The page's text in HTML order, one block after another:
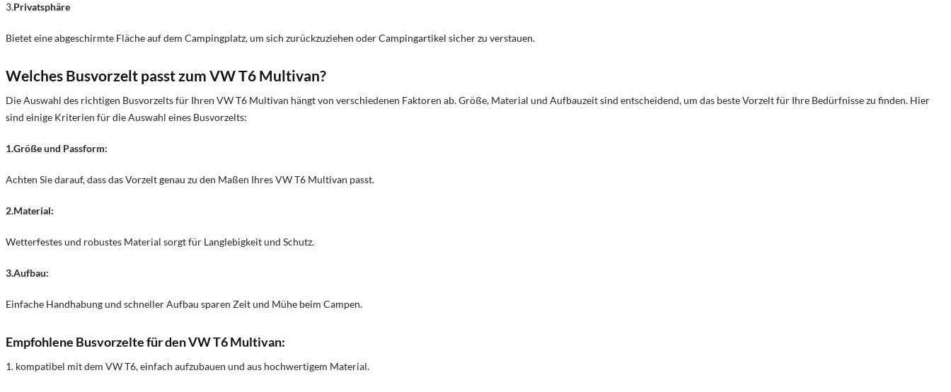
3.Privatsphäre
Bietet eine abgeschirmte Fläche auf dem Campingplatz, um sich zurückzuziehen oder Campingartikel sicher zu verstauen.
Welches Busvorzelt passt zum VW T6 Multivan?
Die Auswahl des richtigen Busvorzelts für Ihren VW T6 Multivan hängt von verschiedenen Faktoren ab. Größe, Material und Aufbauzeit sind entscheidend, um das beste Vorzelt für Ihre Bedürfnisse zu finden. Hier
sind einige Kriterien für die Auswahl eines Busvorzelts:
1.Größe und Passform:
Achten Sie darauf, dass das Vorzelt genau zu den Maßen Ihres VW T6 Multivan passt.
2.Material:
Wetterfestes und robustes Material sorgt für Langlebigkeit und Schutz.
3.Aufbau:
Einfache Handhabung und schneller Aufbau sparen Zeit und Mühe beim Campen.
Empfohlene Busvorzelte für den VW T6 Multivan:
1. kompatibel mit dem VW T6, einfach aufzubauen und aus hochwertigem Material.